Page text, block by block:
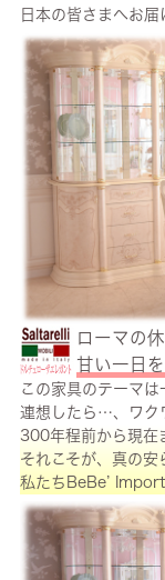
日本の皆さまへお届
ローマの
甘い一日
この家具のテーマ
連想したら…、ワク
300年程前から現在
それこそが、真の安
私たちBeBe’ Import